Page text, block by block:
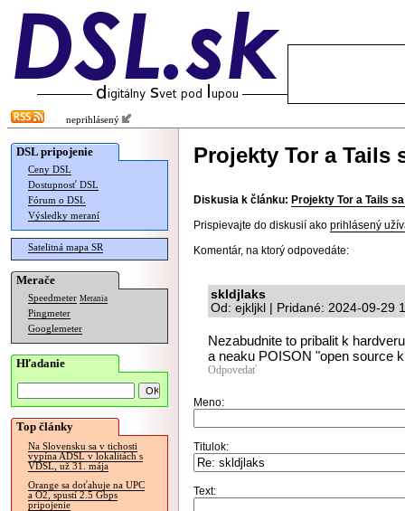
neprihlásený
DSL pripojenie
Ceny DSL
Dostupnosť DSL
Fórum o DSL
Výsledky meraní
Satelitná mapa SR
Merače
Speedmeter Merania
Pingmeter
Googlemeter
Hľadanie
Top články
Na Slovensku sa v tichosti
vypína ADSL v lokalitách s
VDSL, už 31. mája
Orange sa doťahuje na UPC
a O2, spustí 2.5 Gbps
pripojenie
Projekty Tor a Tails
Diskusia k článku: Projekty Tor a Tails
Prispievajte do diskusií ako prihlásený
Komentár, na ktorý odpovedáte:
skldjlaks
Od: ejkljkl | Pridané: 2024-09-29
Nezabudnite to pribalit k
a neaku POISON "open source
Odpovedať
Meno:
Titulok:
Text: